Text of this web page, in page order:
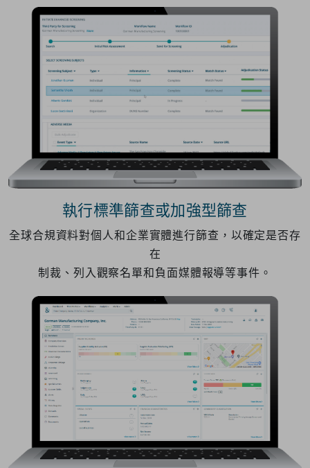
執行標準篩查或加強型篩查
全球合規資料對個人和企業實體進行篩查，以確定是否存
在
制裁、列入觀察名單和負面媒體報導等事件。